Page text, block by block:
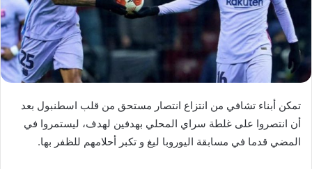
ا
إ
ك
و
ن
ي
تمكن أبناء تشافي من انتزاع انتصار مستحق من قلب اسطنبول بعد
أن انتصروا على غلطة سراي المحلي بهدفين لهدف، ليستمروا في
المضي قدما في مسابقة اليوروبا ليغ و تكبر أحلامهم للظفر بها.